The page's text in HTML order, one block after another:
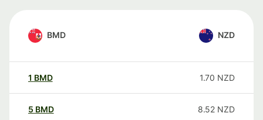
BMD NZD
1 BMD 1.70 NZD
5 BMD 8.52 NZD